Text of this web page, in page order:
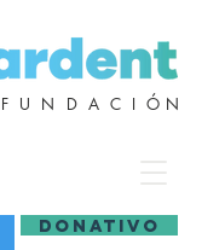
DONATIVO
F U N D A C I Ó N